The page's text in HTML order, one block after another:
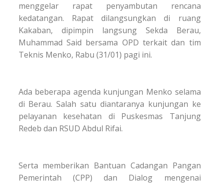
menggelar rapat penyambutan rencana
kedatangan. Rapat dilangsungkan di ruang
Kakaban, dipimpin langsung Sekda Berau,
Muhammad Said bersama OPD terkait dan tim
Teknis Menko, Rabu (31/01) pagi ini.
Ada beberapa agenda kunjungan Menko selama
di Berau. Salah satu diantaranya kunjungan ke
pelayanan kesehatan di Puskesmas Tanjung
Redeb dan RSUD Abdul Rifai.
Serta memberikan Bantuan Cadangan Pangan
Pemerintah (CPP) dan Dialog mengenai